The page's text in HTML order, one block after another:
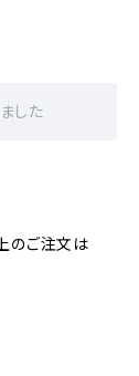
した
のご注文は